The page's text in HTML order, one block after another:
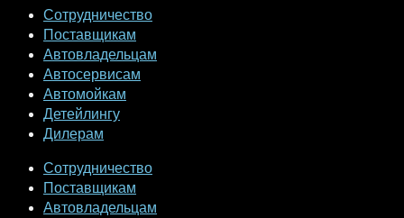
Сотрудничество
Поставщикам
Автовладельцам
Автосервисам
Автомойкам
Детейлингу
Дилерам
Сотрудничество
Поставщикам
Автовладельцам